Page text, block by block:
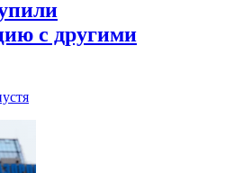
с другими